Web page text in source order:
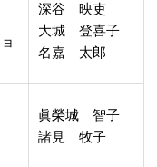
深谷 映吏
大城 登喜子
名嘉 太郎
眞榮城 智子
諸見 牧子